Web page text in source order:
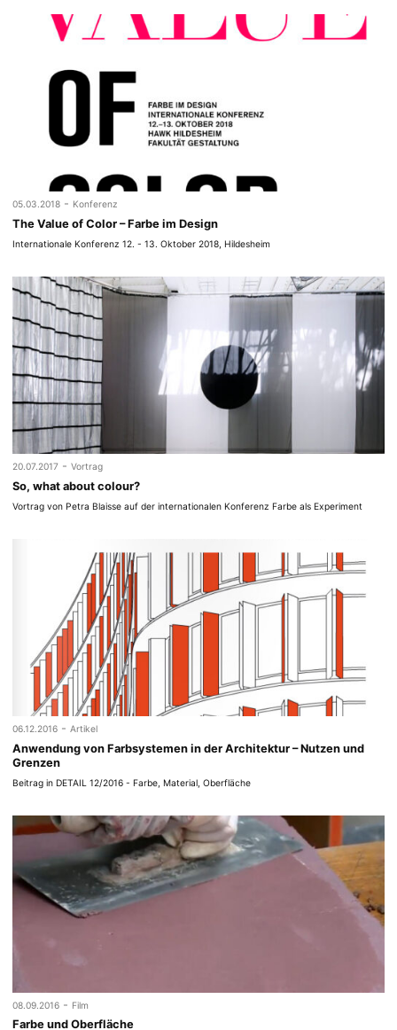
05.03.2018 - Konferenz
The Value of Color – Farbe im Design
Internationale Konferenz 12. - 13. Oktober 2018, Hildesheim
20.07.2017 - Vortrag
So, what about colour?
Vortrag von Petra Blaisse auf der internationalen Konferenz Farbe als Experiment
06.12.2016 - Artikel
Anwen­dung von Farbsys­te­men in der Archi­tek­tur – Nut­zen und
Grenzen
Beitrag in DETAIL 12/2016 - Farbe, Material, Oberfläche
08.09.2016 - Film
Farbe und Oberfläche